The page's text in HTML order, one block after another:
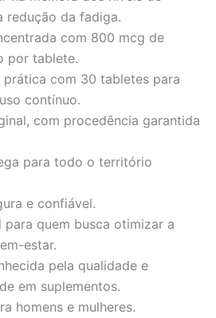
redução da fadiga.
com 800 mcg de
por tablete.
prática com 30 tabletes para
contínuo.
com procedência garantida
para todo o território
e confiável.
para quem busca otimizar a
estar.
pela qualidade e
em suplementos.
homens e mulheres.